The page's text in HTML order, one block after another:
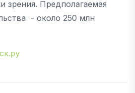
зрения. Предполагаемая
- около 250 млн